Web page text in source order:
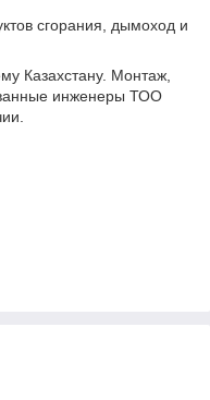
сгорания, дымоход и
Казахстану. Монтаж,
инженеры ТОО